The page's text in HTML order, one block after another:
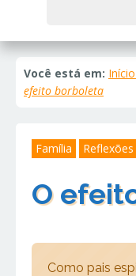
Você está em: Início
efeito borboleta
Família Reflexões
O
Como pais